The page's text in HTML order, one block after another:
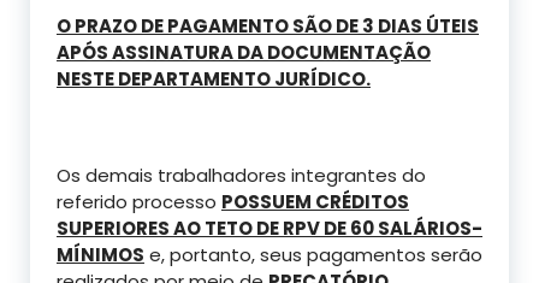
O PRAZO DE PAGAMENTO SÃO DE 3 DIAS ÚTEIS
APÓS ASSINATURA DA DOCUMENTAÇÃO
NESTE DEPARTAMENTO JURÍDICO.
Os demais trabalhadores integrantes do
referido processo POSSUEM CRÉDITOS
SUPERIORES AO TETO DE RPV DE 60 SALÁRIOS-
MÍNIMOS e, portanto, seus pagamentos serão